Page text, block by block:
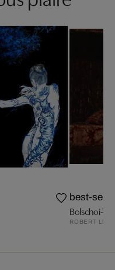
best-
Bolschoi-
ROBERT